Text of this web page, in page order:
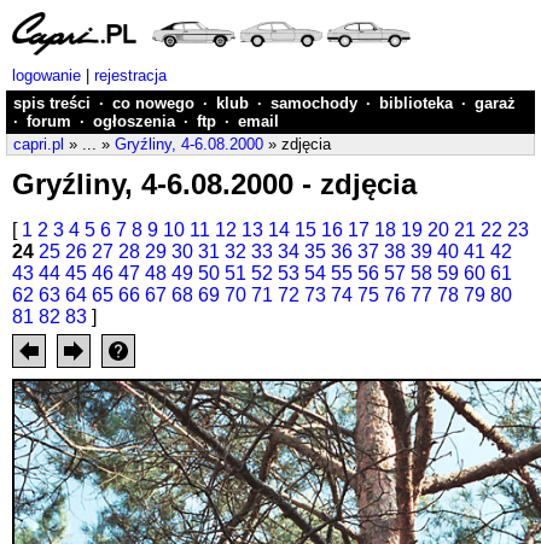
logowanie
rejestracja
spis treści · co nowego · klub · samochody · biblioteka · garaż
· forum · ogłoszenia · ftp · email
capri.pl » ... » Gryźliny, 4-6.08.2000 » zdjęcia
Gryźliny, 4-6.08.2000 - zdjęcia
[ 1 2 3 4 5 6 7 8 9 10 11 12 13 14 15 16 17 18 19 20 21 22 23
24 25 26 27 28 29 30 31 32 33 34 35 36 37 38 39 40 41 42
43 44 45 46 47 48 49 50 51 52 53 54 55 56 57 58 59 60 61
62 63 64 65 66 67 68 69 70 71 72 73 74 75 76 77 78 79 80
81 82 83 ]